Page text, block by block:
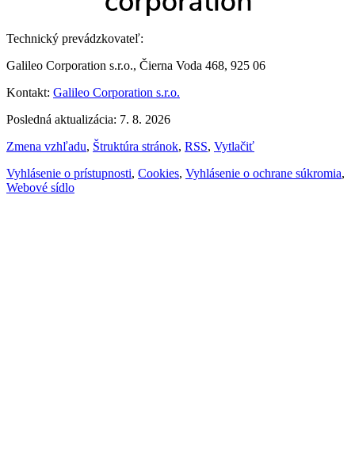
Technický prevádzkovateľ:
Galileo Corporation s.r.o., Čierna Voda 468, 925 06
Kontakt: Galileo Corporation s.r.o.
Posledná aktualizácia: 7. 8. 2026
Zmena vzhľadu, Štruktúra stránok, RSS, Vytlačiť
Vyhlásenie o prístupnosti, Cookies, Vyhlásenie o ochrane súkromia,
Webové sídlo